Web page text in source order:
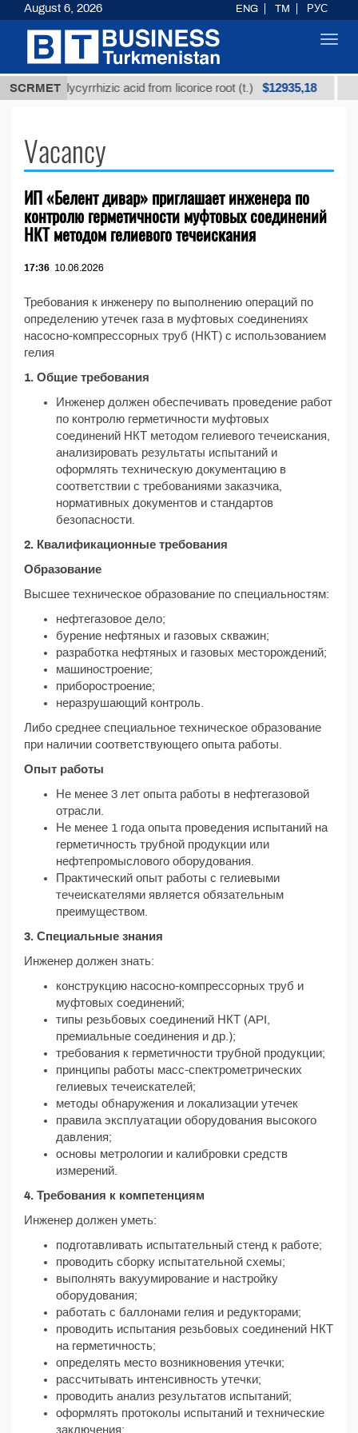
SCRMETglycyrrhizic acid from licorice root (t.) $12935,18
Vacancy
ИП «Белент дивар» приглашает инженера по
контролю герметичности муфтовых соединений
НКТ методом гелиевого течеискания
17:36 10.06.2026
Требования к инженеру по выполнению операций по
определению утечек газа в муфтовых соединениях
насосно-компрессорных труб (НКТ) с использованием
гелия
1. Общие требования
Инженер должен обеспечивать проведение работ
по контролю герметичности муфтовых
соединений НКТ методом гелиевого течеискания,
анализировать результаты испытаний и
оформлять техническую документацию в
соответствии с требованиями заказчика,
нормативных документов и стандартов
безопасности.
2. Квалификационные требования
Образование
Высшее техническое образование по специальностям:
нефтегазовое дело;
бурение нефтяных и газовых скважин;
разработка нефтяных и газовых месторождений;
машиностроение;
приборостроение;
неразрушающий контроль.
Либо среднее специальное техническое образование
при наличии соответствующего опыта работы.
Опыт работы
Не менее 3 лет опыта работы в нефтегазовой
отрасли.
Не менее 1 года опыта проведения испытаний на
герметичность трубной продукции или
нефтепромыслового оборудования.
Практический опыт работы с гелиевыми
течеискателями является обязательным
преимуществом.
3. Специальные знания
Инженер должен знать:
конструкцию насосно-компрессорных труб и
муфтовых соединений;
типы резьбовых соединений НКТ (API,
премиальные соединения и др.);
требования к герметичности трубной продукции;
принципы работы масс-спектрометрических
гелиевых течеискателей;
методы обнаружения и локализации утечек
правила эксплуатации оборудования высокого
давления;
основы метрологии и калибровки средств
измерений.
4. Требования к компетенциям
Инженер должен уметь:
подготавливать испытательный стенд к работе;
проводить сборку испытательной схемы;
выполнять вакуумирование и настройку
оборудования;
работать с баллонами гелия и редукторами;
проводить испытания резьбовых соединений НКТ
на герметичность;
определять место возникновения утечки;
рассчитывать интенсивность утечки;
проводить анализ результатов испытаний;
оформлять протоколы испытаний и технические
заключения;
August 6, 2026 ENG TM РУС